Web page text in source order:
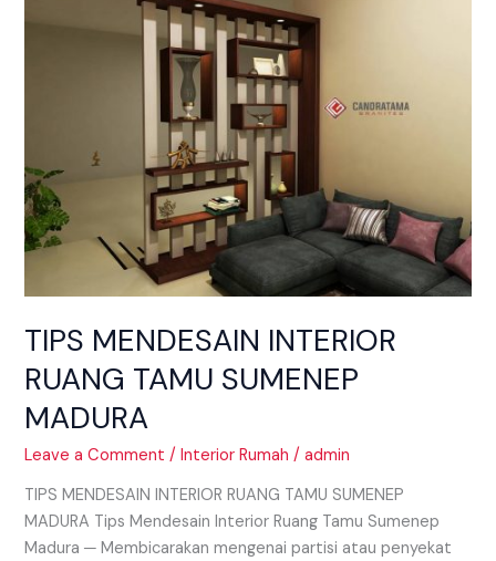
TIPS MENDESAIN INTERIOR
RUANG TAMU SUMENEP
MADURA
Leave a Comment /Interior Rumah /admin
TIPS MENDESAIN INTERIOR RUANG TAMU SUMENEP
MADURA Tips Mendesain Interior Ruang Tamu Sumenep
Madura ─ Membicarakan mengenai partisi atau penyekat
INTERIOR